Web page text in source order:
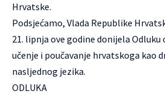
Hrvatske.
Podsjećamo, Vlada Republike
21. lipnja ove godine donijela Odluku
učenje i poučavanje hrvatskoga kao
nasljednog jezika.
ODLUKA